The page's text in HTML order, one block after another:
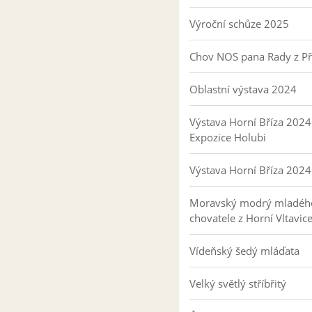
Výroční schůze 2025
Chov NOS pana Rady z
Oblastní výstava 2024
Výstava Horní Bříza 2024
Expozice Holubi
Výstava Horní Bříza 2024
Moravský modrý
chovatele z Horní Vltavice
Vídeňský šedý mláďata
Velký světlý stříbřitý